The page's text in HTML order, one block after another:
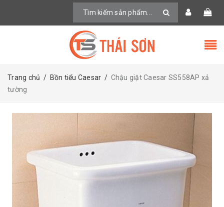
Trang chủ / Bồn tiểu Caesar / Chậu giặt Caesar SS558AP xả
tường